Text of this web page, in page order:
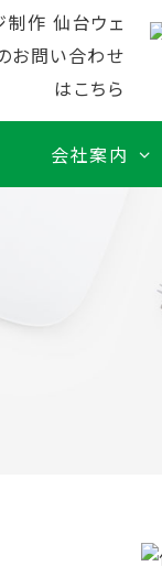
会社案内